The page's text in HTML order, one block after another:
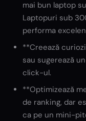
mai bun laptop
Laptopuri sub
performa
**Creează
sau sugerează
click-ul.
**Optimizează
de ranking, dar
ca pe un mini-